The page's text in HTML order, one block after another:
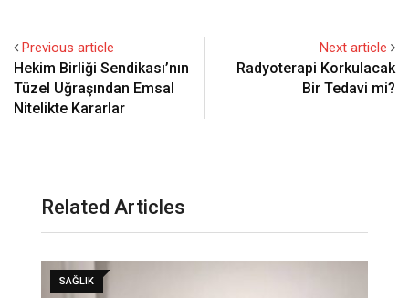
Previous article
Hekim Birliği Sendikası’nın
Tüzel Uğraşından Emsal
Nitelikte Kararlar
Next article
Radyoterapi Korkulacak
Bir Tedavi mi?
Related Articles
SAĞLIK